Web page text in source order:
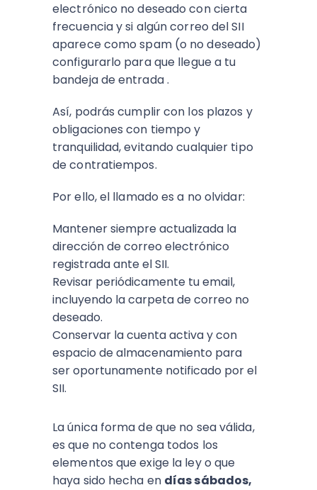
electrónico no deseado con cierta
frecuencia y si algún correo del SII
aparece como spam (o no deseado)
configurarlo para que llegue a tu
bandeja de entrada .
Así, podrás cumplir con los plazos y
obligaciones con tiempo y
tranquilidad, evitando cualquier tipo
de contratiempos.
Por ello, el llamado es a no olvidar:
Mantener siempre actualizada la
dirección de correo electrónico
registrada ante el SII.
Revisar periódicamente tu email,
incluyendo la carpeta de correo no
deseado.
Conservar la cuenta activa y con
espacio de almacenamiento para
ser oportunamente notificado por el
SII.
La única forma de que no sea válida,
es que no contenga todos los
elementos que exige la ley o que
haya sido hecha en días sábados,